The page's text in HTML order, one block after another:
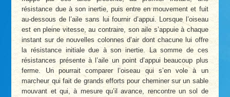
résistance due à son inertie, puis entre en mouvement et fuit
au-dessous de l’aile sans lui fournir d’appui. Lorsque l’oiseau
est en pleine vitesse, au contraire, son aile s’appuie à chaque
instant sur de nouvelles colonnes d’air dont chacune lui offre
la résistance initiale due à son inertie. La somme de ces
résistances présente à l’aile un point d’appui beaucoup plus
ferme. Un pourrait comparer l’oiseau qui s’en vole à un
marcheur qui fait de grands efforts pour cheminer sur un sable
mouvant et qui, à mesure qu’il avance, rencontre un sol de